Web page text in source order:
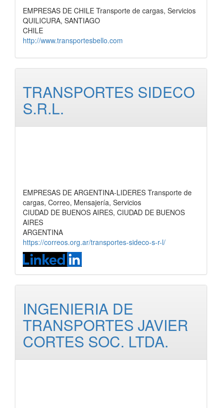
EMPRESAS DE CHILE Transporte de cargas, Servicios
QUILICURA, SANTIAGO
CHILE
http://www.transportesbello.com
TRANSPORTES SIDECO
S.R.L.
EMPRESAS DE ARGENTINA-LIDERES Transporte de
cargas, Correo, Mensajería, Servicios
CIUDAD DE BUENOS AIRES, CIUDAD DE BUENOS
AIRES
ARGENTINA
https://correos.org.ar/transportes-sideco-s-r-l/
INGENIERIA DE
TRANSPORTES JAVIER
CORTES SOC. LTDA.